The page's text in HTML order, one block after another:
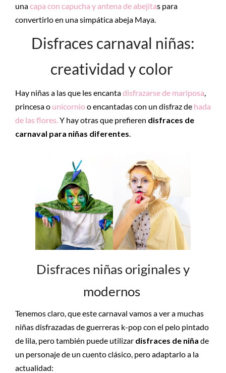
unacapa con capucha y antena de abejitas para
convertirlo en una simpática abeja Maya.
Disfraces carnaval niñas:
creatividad y color
Hay niñas a las que les encantadisfrazarse de mariposa,
princesa o unicornioo encantadas con un disfraz de hada
de las flores.Y hay otras que prefieren disfraces de
carnaval para niñas diferentes.
Disfraces niñas originales y
modernos
Tenemos claro, que este carnaval vamos a ver a muchas
niñas disfrazadas de guerreras k-pop con el pelo pintado
de lila, pero también puede utilizar disfraces de niña de
un personaje de un cuento clásico, pero adaptarlo a la
actualidad: